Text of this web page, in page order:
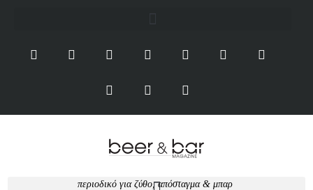
περιοδικό για ζύθο, απόσταγμα & μπαρ